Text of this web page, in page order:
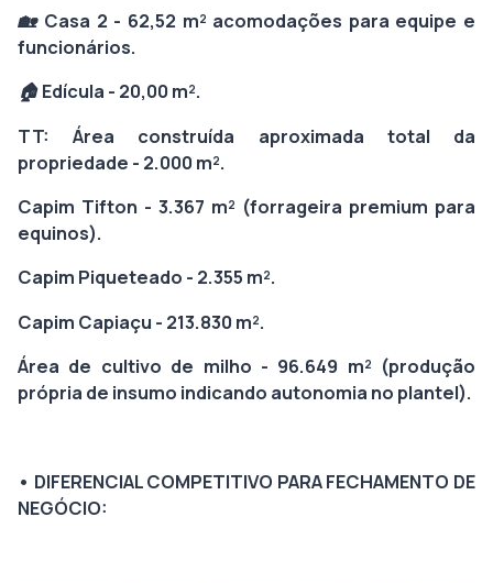
🏡 Casa 2 - 62,52 m² acomodações para equipe e
funcionários.
🏠 Edícula - 20,00 m².
TT: Área construída aproximada total da
propriedade - 2.000 m².
Capim Tifton - 3.367 m² (forrageira premium para
equinos).
Capim Piqueteado - 2.355 m².
Capim Capiaçu - 213.830 m².
Área de cultivo de milho - 96.649 m² (produção
própria de insumo indicando autonomia no plantel).
• DIFERENCIAL COMPETITIVO PARA FECHAMENTO DE
NEGÓCIO: